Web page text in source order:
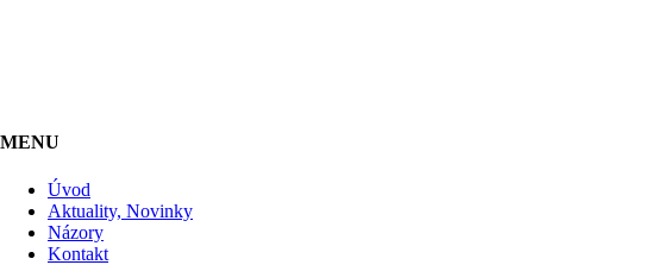
MENU
Úvod
Aktuality, Novinky
Názory
Kontakt